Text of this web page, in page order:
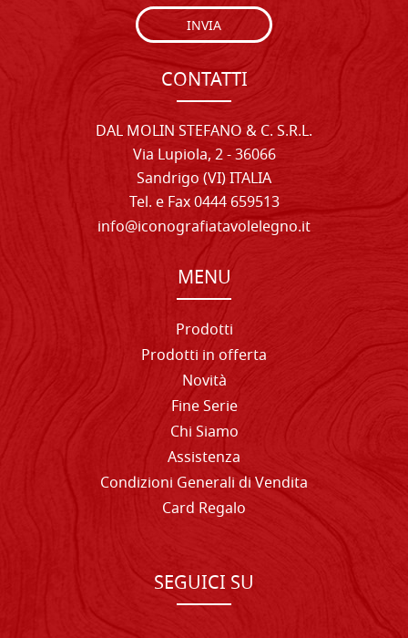
INVIA
CONTATTI
DAL MOLIN STEFANO & C. S.R.L.
Via Lupiola, 2 - 36066
Sandrigo (VI) ITALIA
Tel. e Fax 0444 659513
info@iconografiatavolelegno.it
MENU
Prodotti
Prodotti in offerta
Novità
Fine Serie
Chi Siamo
Assistenza
Condizioni Generali di Vendita
Card Regalo
SEGUICI SU